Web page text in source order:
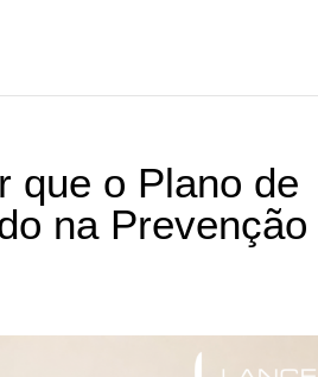
que o Plano de
na Prevenção